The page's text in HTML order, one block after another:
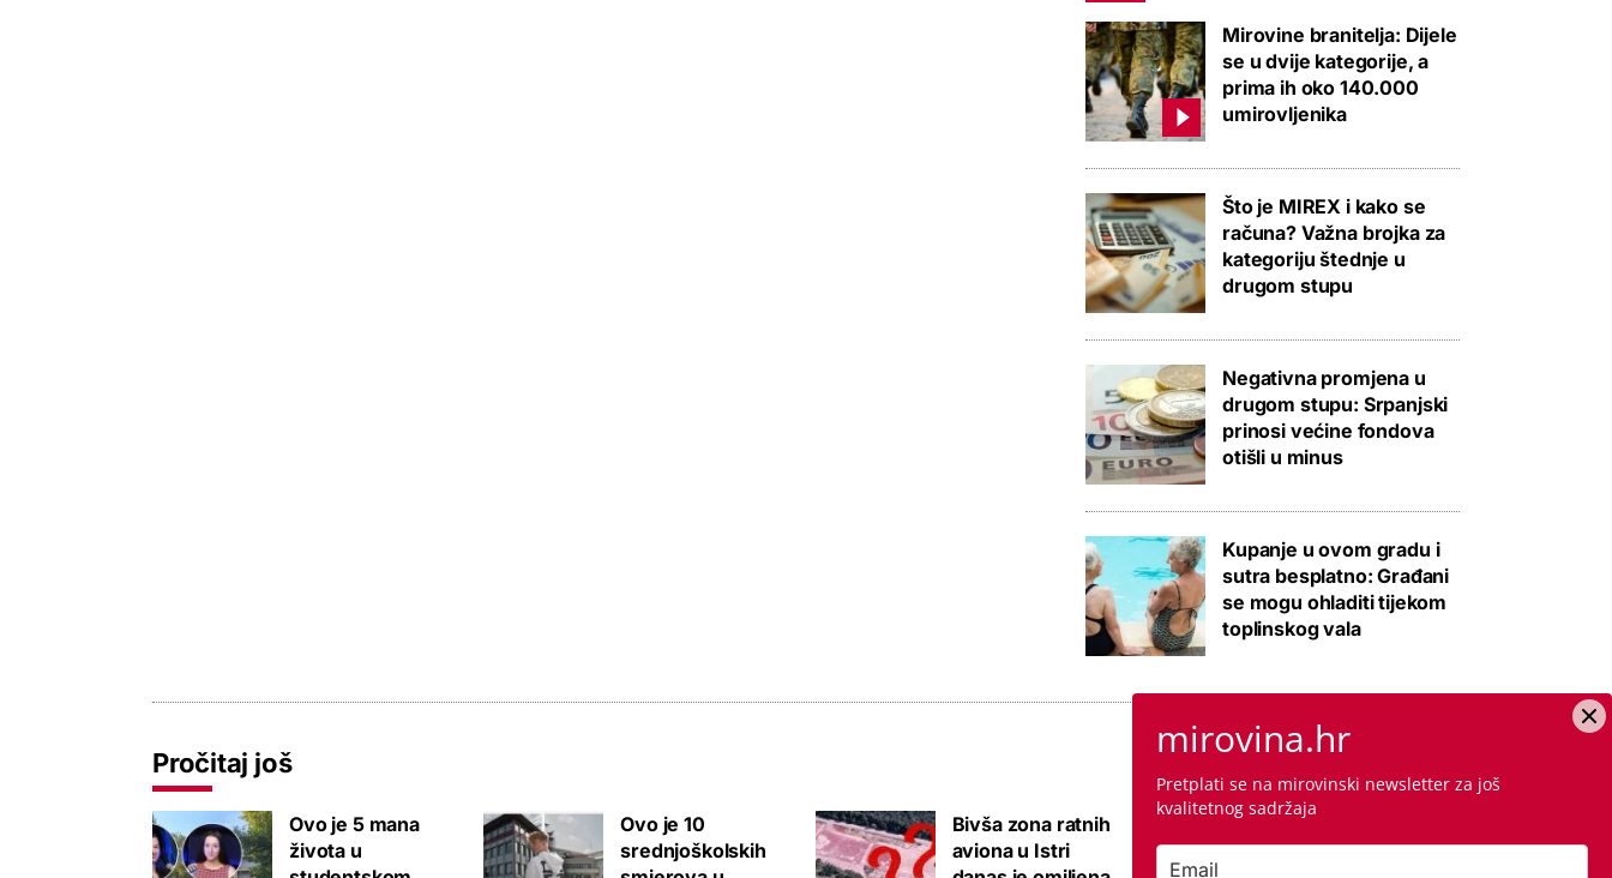
Mirovine branitelja: Dijele
se u dvije kategorije, a
prima ih oko 140.000
umirovljenika
Što je MIREX i kako se
računa? Važna brojka za
kategoriju štednje u
drugom stupu
Negativna promjena u
drugom stupu: Srpanjski
prinosi većine fondova
otišli u minus
Kupanje u ovom gradu i
sutra besplatno: Građani
se mogu ohladiti tijekom
toplinskog vala
Pročitaj još
Ovo je 5 mana
života u
Ovo je 10
srednjoškolskih
Bivša zona ratnih
aviona u Istri
Raspisana dva
mega natječaja za
mirovina.hr
Pretplati se na mirovinski newsletter za još
kvalitetnog sadržaja